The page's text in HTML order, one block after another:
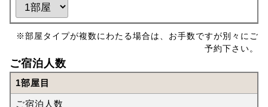
※部屋タイプが複数にわたる場合は、お手数ですが別々にご
予約下さい。
ご宿泊人数
1部屋目
ご宿泊人数